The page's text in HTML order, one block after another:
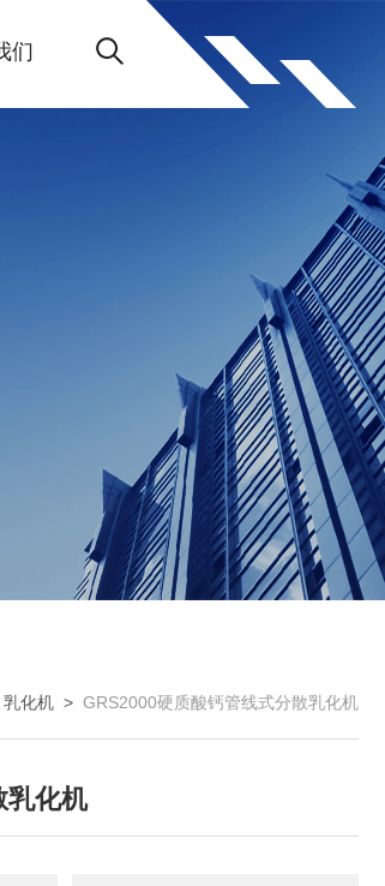
们
乳化机 > GRS2000硬质酸钙管线式分散乳化机
乳化机